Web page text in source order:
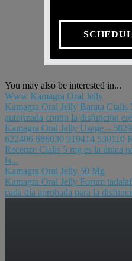
You may also be interested in...
Www Kamagra Oral Jelly
Kamagra Oral Jelly Barata Cialis
autorizada contra la disfunción
Kamagra Oral Jelly Usage –
622406 686030 919414 530110
Recenze Cialis 5 mg es la única
la...
Kamagra Oral Jelly 50 Mg
Kamagra Oral Jelly Forum
cada día aprobada para la